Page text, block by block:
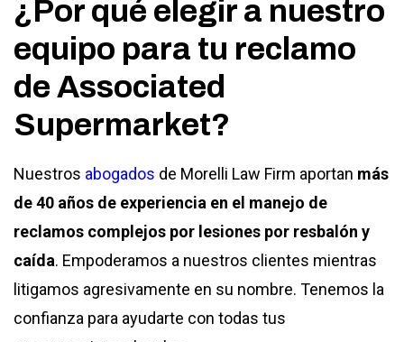
¿Por qué elegir a nuestro
equipo para tu reclamo
de Associated
Supermarket?
Nuestros abogados de Morelli Law Firm aportan más
de 40 años de experiencia en el manejo de
reclamos complejos por lesiones por resbalón y
caída. Empoderamos a nuestros clientes mientras
litigamos agresivamente en su nombre. Tenemos la
confianza para ayudarte con todas tus